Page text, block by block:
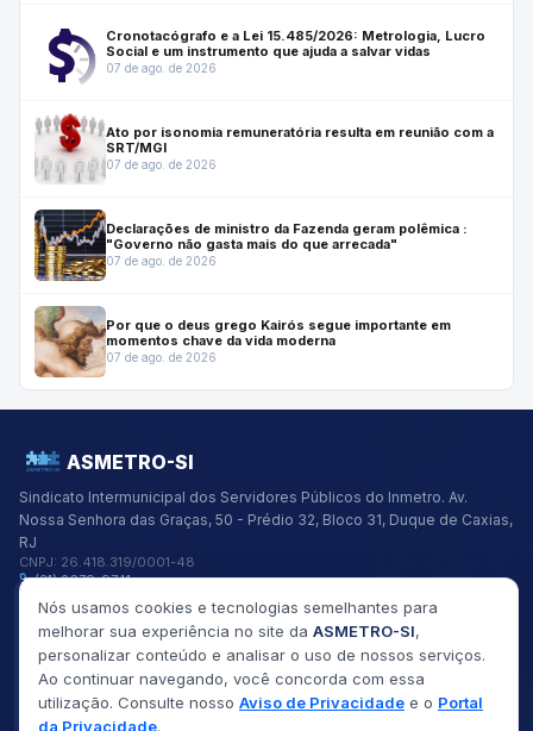
Cronotacógrafo e a Lei 15.485/2026: Metrologia, Lucro
Social e um instrumento que ajuda a salvar vidas
07 de ago. de 2026
Ato por isonomia remuneratória resulta em reunião com a
SRT/MGI
07 de ago. de 2026
Declarações de ministro da Fazenda geram polêmica :
"Governo não gasta mais do que arrecada"
07 de ago. de 2026
Por que o deus grego Kairós segue importante em
momentos chave da vida moderna
07 de ago. de 2026
ASMETRO-SI
Sindicato Intermunicipal dos Servidores Públicos do Inmetro. Av.
Nossa Senhora das Graças, 50 - Prédio 32, Bloco 31, Duque de Caxias,
RJ
CNPJ: 26.418.319/0001-48
(21) 2679-9741
asmetro@asmetro.org.br
Links Rápidos
Institucional
Gestão
Saúde
Convênios
Fóruns
Nós usamos cookies e tecnologias semelhantes para
melhorar sua experiência no site da ASMETRO-SI,
personalizar conteúdo e analisar o uso de nossos serviços.
Ao continuar navegando, você concorda com essa
utilização. Consulte nosso Aviso de Privacidade e o Portal
da Privacidade.